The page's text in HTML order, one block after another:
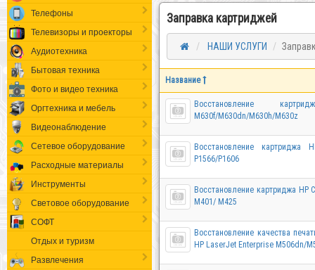
Телефоны
Телевизоры и проекторы
Аудиотехника
Бытовая техника
Фото и видео техника
Оргтехника и мебель
Видеонаблюдение
Сетевое оборудование
Расходные материалы
Инструменты
Световое оборудование
СОФТ
Отдых и туризм
Развлечения
Заправка картриджей
НАШИ УСЛУГИ
Название
Восстановление
M630f/M630dn/M630h/M630z
Восстановление
P1566/P1606
Восстановление картриджа HP
M401/ M425
Восстановление качества
HP LaserJet Enterprise M506dn/